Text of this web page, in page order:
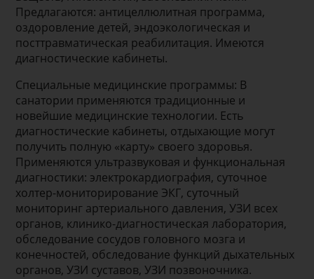
Предлагаются: антицеллюлитная программа,
оздоровление детей, эндоэкологическая и
посттравматическая реабилитация. Имеются
диагностические кабинеты.
Специальные медицинские программы: В
санатории применяются традиционные и
новейшие медицинские технологии. Есть
диагностические кабинеты, отдыхающие могут
получить полную «карту» своего здоровья.
Применяются ультразвуковая и функциональная
диагностики: электрокардиография, суточное
холтер-мониторирование ЭКГ, суточный
мониторинг артериального давления, УЗИ всех
органов, клинико-диагностическая лаборатория,
обследование сосудов головного мозга и
конечностей, обследование функций дыхательных
органов, УЗИ суставов, УЗИ позвоночника.